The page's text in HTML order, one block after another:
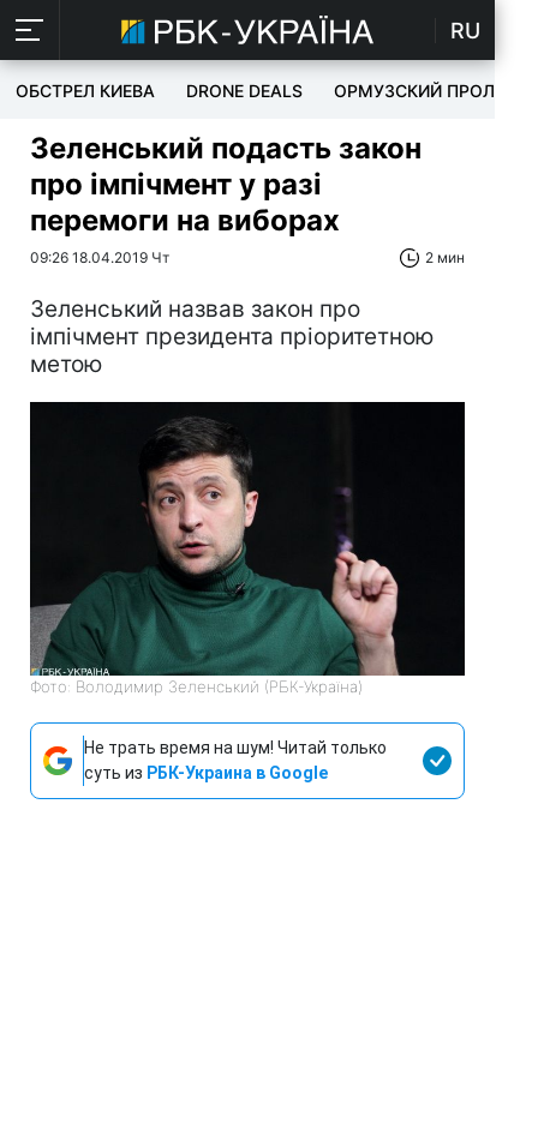
RU
ОБСТРЕЛ КИЕВА DRONE DEALS ОРМУЗСКИЙ ПРОЛИВ
Зеленський подасть закон
про імпічмент у разі
перемоги на виборах
09:26 18.04.2019 Чт 2 мин
Зеленський назвав закон про
імпічмент президента пріоритетною
метою
Фото: Володимир Зеленський (РБК-Україна)
Не трать время на шум! Читай только
суть из РБК-Украина в Google